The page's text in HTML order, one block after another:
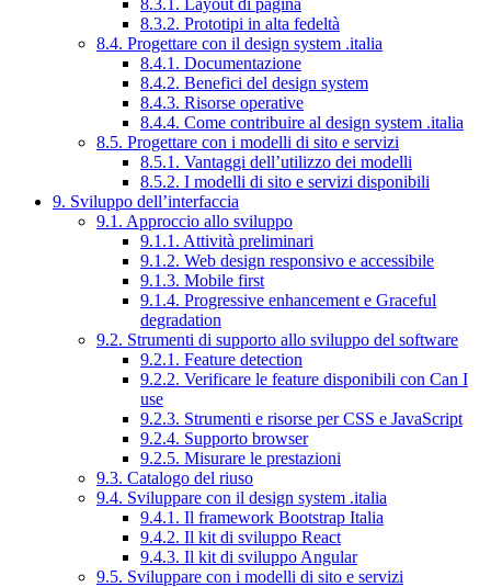
8.3.1. Layout di pagina
8.3.2. Prototipi in alta fedeltà
8.4. Progettare con il design system .italia
8.4.1. Documentazione
8.4.2. Benefici del design system
8.4.3. Risorse operative
8.4.4. Come contribuire al design system .italia
8.5. Progettare con i modelli di sito e servizi
8.5.1. Vantaggi dell’utilizzo dei modelli
8.5.2. I modelli di sito e servizi disponibili
9. Sviluppo dell’interfaccia
9.1. Approccio allo sviluppo
9.1.1. Attività preliminari
9.1.2. Web design responsivo e accessibile
9.1.3. Mobile first
9.1.4. Progressive enhancement e Graceful
degradation
9.2. Strumenti di supporto allo sviluppo del software
9.2.1. Feature detection
9.2.2. Verificare le feature disponibili con Can I
use
9.2.3. Strumenti e risorse per CSS e JavaScript
9.2.4. Supporto browser
9.2.5. Misurare le prestazioni
9.3. Catalogo del riuso
9.4. Sviluppare con il design system .italia
9.4.1. Il framework Bootstrap Italia
9.4.2. Il kit di sviluppo React
9.4.3. Il kit di sviluppo Angular
9.5. Sviluppare con i modelli di sito e servizi